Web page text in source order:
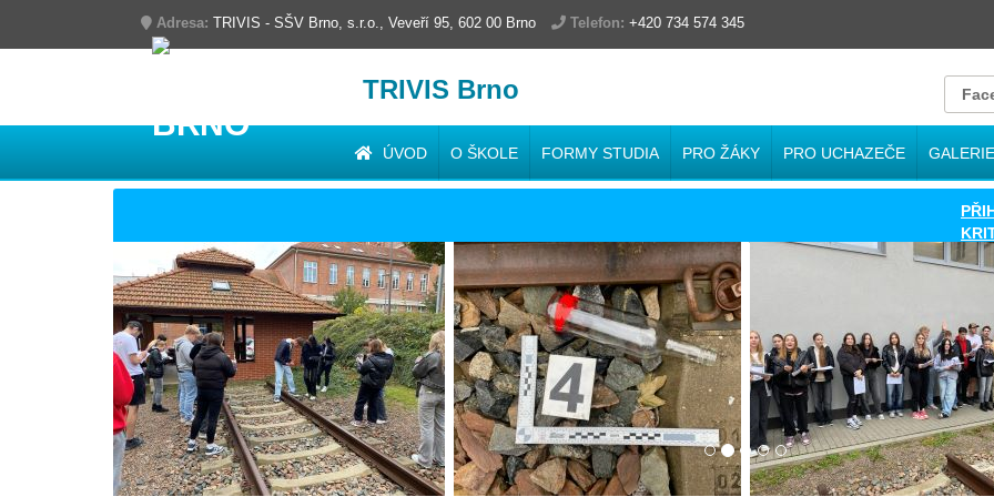
Adresa: TRIVIS - SŠV Brno, s.r.o., Veveří 95, 602 00 Brno Telefon: +420 734 574 345
TRIVIS Brno
ÚVOD O ŠKOLE FORMY STUDIA PRO ŽÁKY PRO UCHAZEČE GALERIE